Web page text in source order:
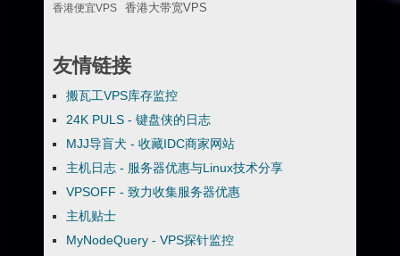
香港便宜VPS 香港大带宽VPS
友情链接
搬瓦工VPS库存监控
24K PULS - 键盘侠的日志
MJJ导盲犬 - 收藏IDC商家网站
主机日志 - 服务器优惠与Linux技术分享
VPSOFF - 致力收集服务器优惠
主机贴士
MyNodeQuery - VPS探针监控